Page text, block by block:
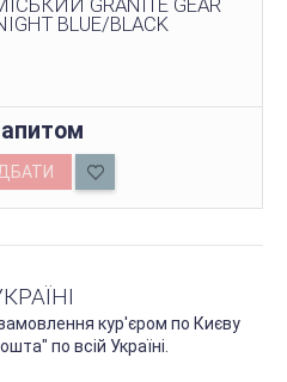
GRANITE GEAR
BLUE/BLACK
кур'єром по Києву
по всій Україні.